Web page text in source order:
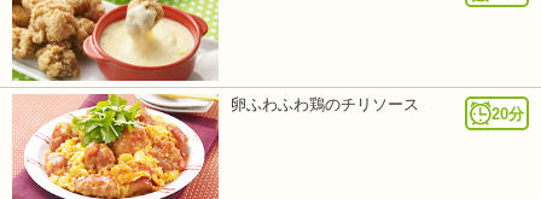
20分
卵ふわふわ鶏のチリソース